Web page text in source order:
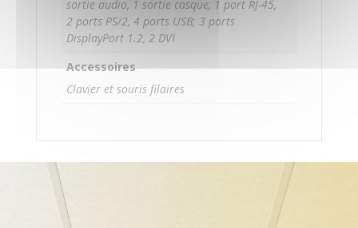
sortie audio, 1 sortie casque, 1 port RJ-45,
2 ports PS/2, 4 ports USB; 3 ports
DisplayPort 1.2, 2 DVI
Accessoires
Clavier et souris filaires